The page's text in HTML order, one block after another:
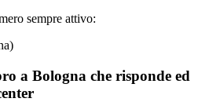
sempre attivo:
a Bologna che risponde ed